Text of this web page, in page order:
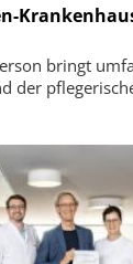
bringt
der